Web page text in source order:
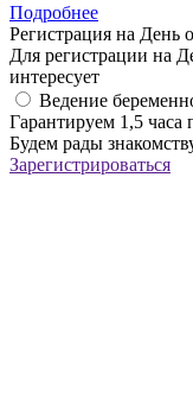
Подробнее
Регистрация на День
Для регистрации на
интересует
Ведение
Гарантируем 1,5
Будем рады
Зарегистрироваться